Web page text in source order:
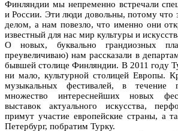
Финляндии мы непременно встречали
и России. Эти люди довольны, потому
делом, а нам повезло, что именно они
известный для нас мир культуры и
О новых, буквально грандиозных
преувеличиваю) нам рассказали в
бывшей столице Финляндии. В 2011 году
ни мало, культурной столицей Европы.
музыкальных фестивалей, в течение
множество интереснейших новых
выставок актуального искусства,
примут участие европейские страны, а
Петербург, побратим Турку.